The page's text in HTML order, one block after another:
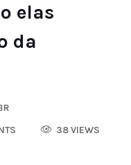
elas
da
38 VIEWS